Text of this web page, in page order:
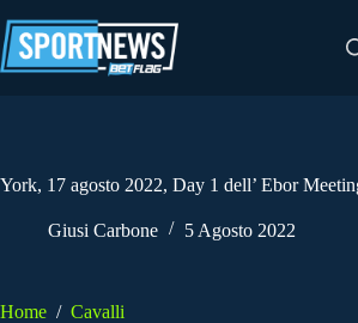
al
contenuto
York, 17 agosto 2022, Day 1 dell’ Ebor
Giusi Carbone 5 Agosto 2022
Home / Cavalli